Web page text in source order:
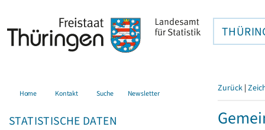
Home Kontakt Suche Newsletter
STATISTISCHE DATEN
Zurück |